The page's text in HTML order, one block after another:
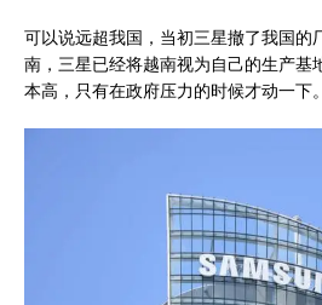
可以说远超我国，当初三星撤了我国的
南，三星已经将越南视为自己的生产基
本高，只有在政府压力的时候才动一下。